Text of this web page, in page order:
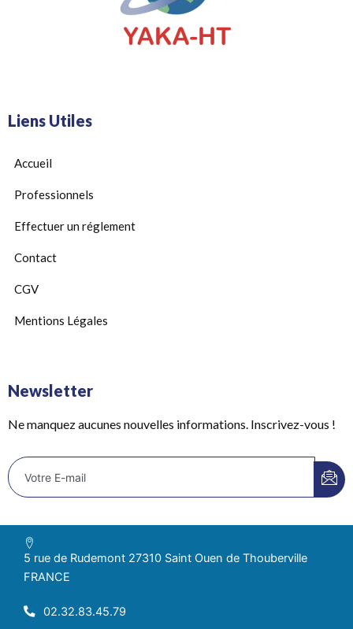
Liens Utiles
Accueil
Professionnels
Effectuer un réglement
Contact
CGV
Mentions Légales
Newsletter
Ne manquez aucunes nouvelles informations. Inscrivez-vous !
5 rue de Rudemont 27310 Saint Ouen de Thouberville
FRANCE
02.32.83.45.79